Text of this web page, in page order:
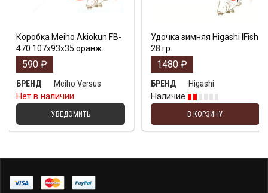
Коробка Meiho Akiokun FB-
470 107x93x35 оранж.
590 ₽
БРЕНД
Meiho Versus
Нет в наличии
УВЕДОМИТЬ
Удочка зимняя Higashi IFish
28 гр.
1480 ₽
БРЕНД
Higashi
Наличие
В КОРЗИНУ